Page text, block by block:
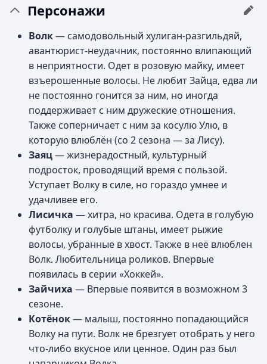
Персонажи
Волк— самодовольный хулиган-разгильдяй,
авантюрист-неудачник, постоянно влипающий
в неприятности. Одет в розовую майку, имеет
взъерошенные волосы. Не любит Зайца, едва ли
не постоянно гонится за ним, но иногда
поддерживает с ним дружеские отношения.
Также соперничает с ним за косулю Улю, в
которую влюблён (со 2 сезона — за Лису).
Заяц— жизнерадостный, культурный
подросток, проводящий время с пользой.
Уступает Волку в силе, но гораздо умнее и
удачливее его.
Лисичка — хитра, но красива. Одета в голубую
футболку и голубые штаны, имеет рыжие
волосы, убранные в хвост. Также в неё влюблен
Волк. Любительница роликов. Впервые
появилась в серии «Хоккей».
Зайчиха — Впервые появится в возможном 3
сезоне.
Котёнок— малыш, постоянно попадающийся
Волку на пути. Волк не брезгует отобрать у него
что-либо вкусное или ценное. Один раз был